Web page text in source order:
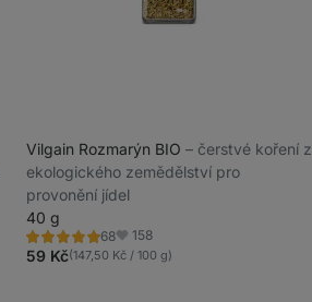
Vilgain Rozmarýn BIO ⁠–⁠ čerstvé koření z
ekologického zemědělství pro
provonění jídel
40 g
68
Hodnocení
5.0/5,
68
Oblíbené
158
59 Kč(147,50 Kč / 100 g)